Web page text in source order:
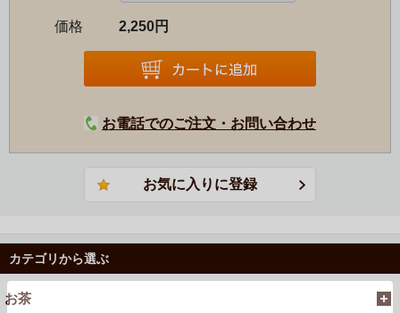
価格 2,250円
お電話でのご注文・お問い合わせ
カテゴリから選ぶ
お茶